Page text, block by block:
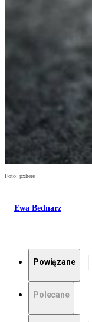
Foto: pxhere
Ewa Bednarz
Powiązane
Polecane